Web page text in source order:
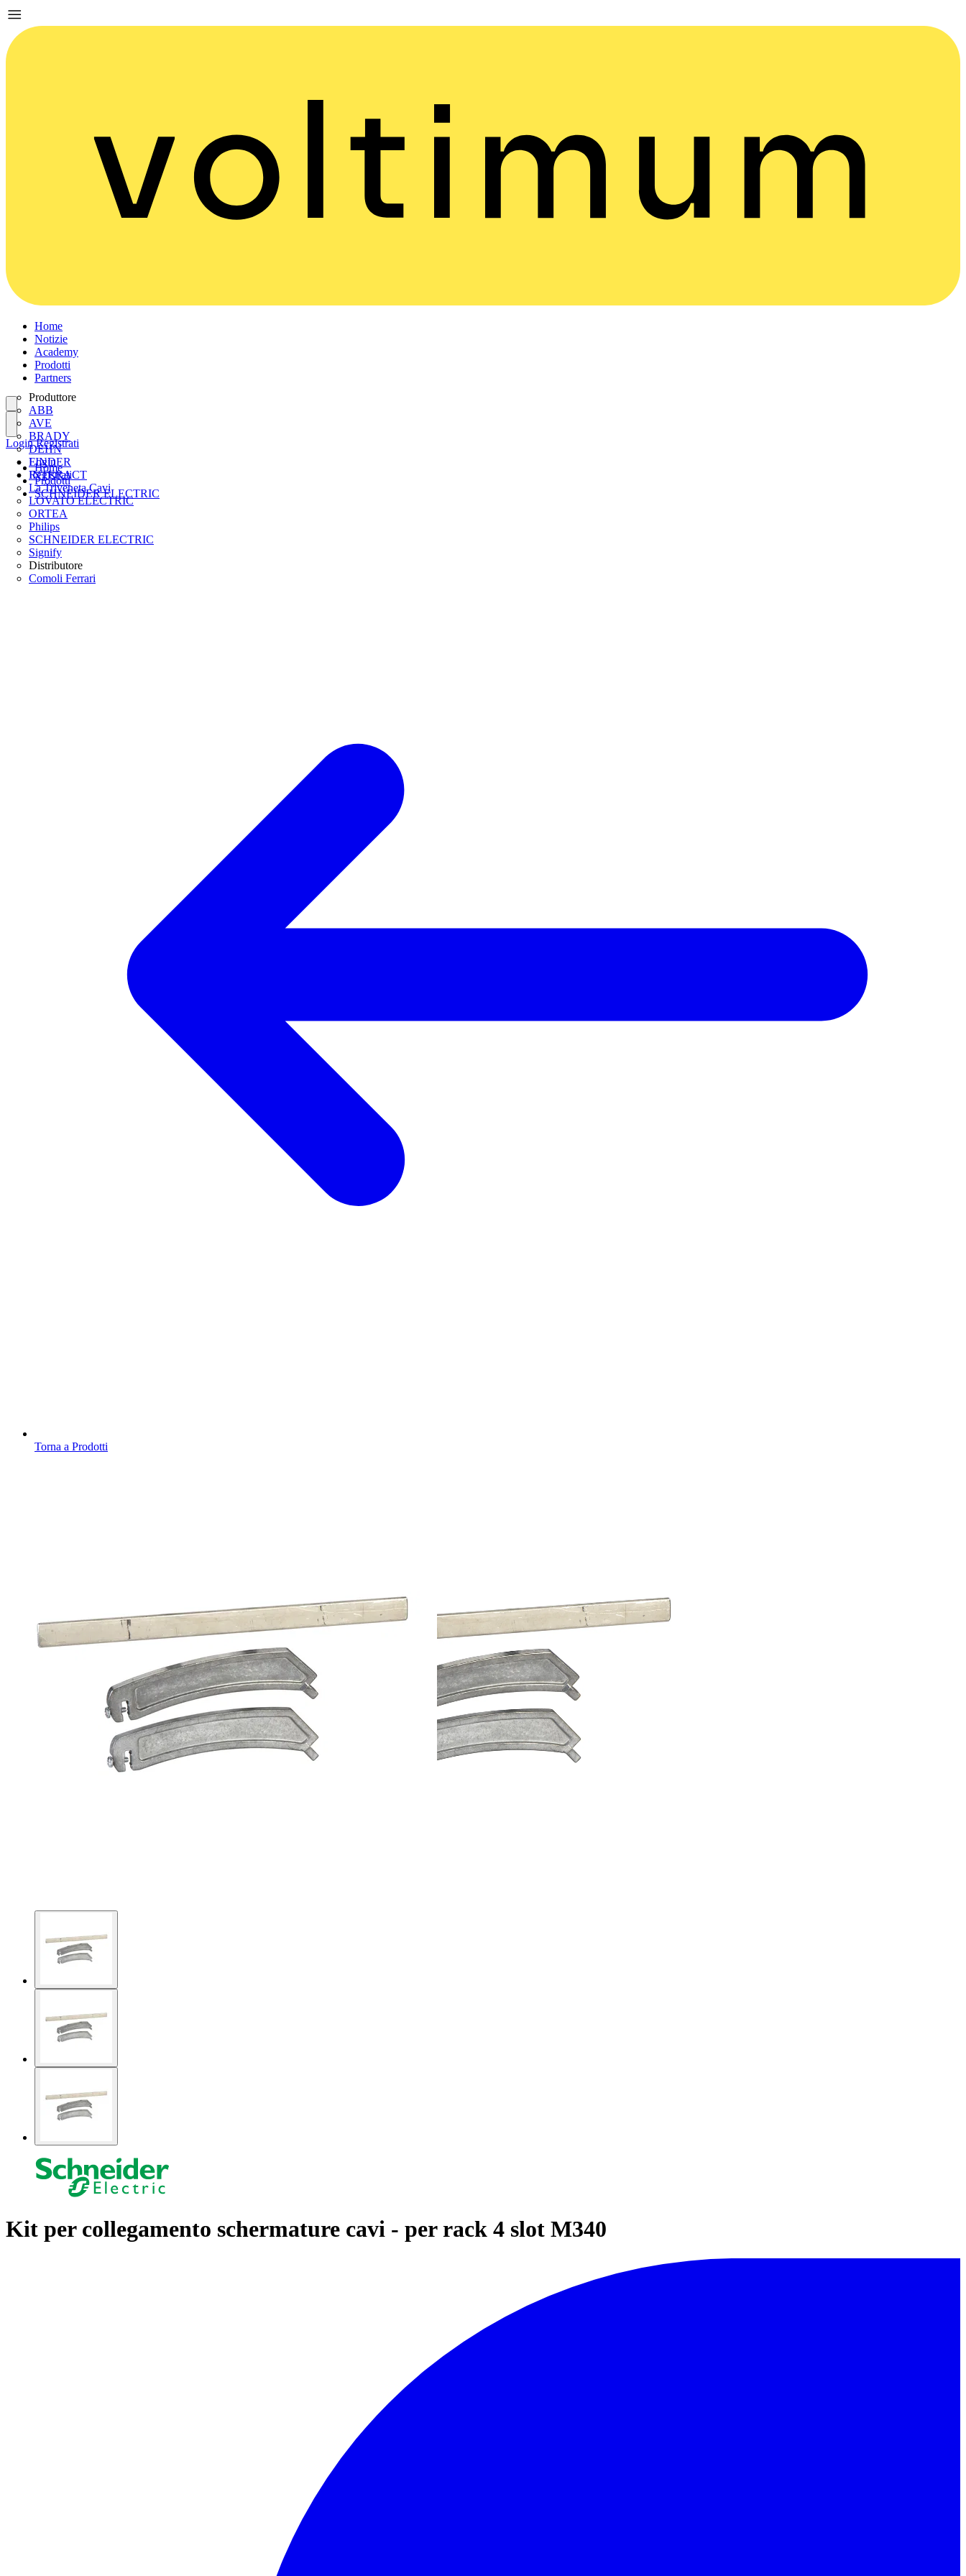
Home
Notizie
Academy
Prodotti
Partners
Produttore
ABB
AVE
BRADY
DEHN
FINDER
INTERACT
La Triveneta Cavi
LOVATO ELECTRIC
ORTEA
Philips
SCHNEIDER ELECTRIC
Signify
Distributore
Comoli Ferrari
Login
Registrati
Login Registrati
Home
Prodotti
SCHNEIDER ELECTRIC
Torna a Prodotti
Kit per collegamento schermature cavi - per rack 4 slot M340